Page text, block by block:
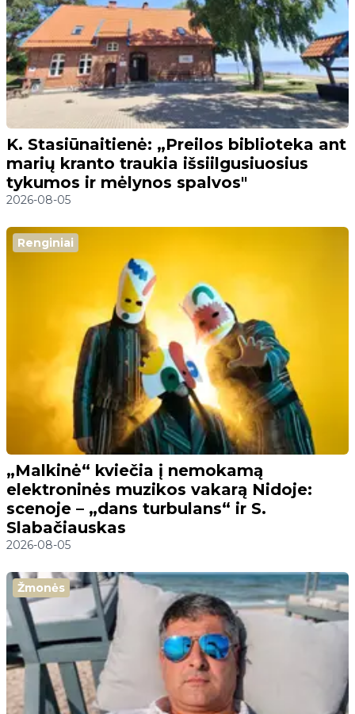
K. Stasiūnaitienė: „Preilos biblioteka ant
marių kranto traukia išsiilgusiuosius
tykumos ir mėlynos spalvos"
2026-08-05
Renginiai
„Malkinė“ kviečia į nemokamą
elektroninės muzikos vakarą Nidoje:
scenoje – „dans turbulans“ ir S.
Slabačiauskas
2026-08-05
Žmonės